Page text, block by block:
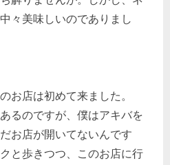
々美味しいのでありまし
お店は初めて来ました。
るのですが、僕はアキバを
お店が開いてないんです
と歩きつつ、このお店に行